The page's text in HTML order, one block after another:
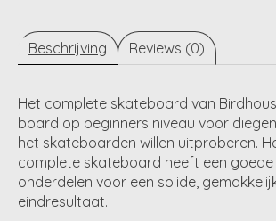
Beschrijving Reviews (0)
Het complete skateboard van
board op beginners niveau voor
het skateboarden willen uitproberen.
complete skateboard heeft een
onderdelen voor een solide,
eindresultaat.